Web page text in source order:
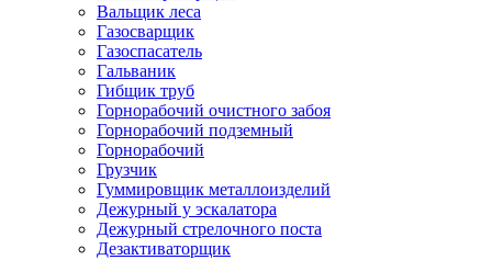
Вальщик леса
Газосварщик
Газоспасатель
Гальваник
Гибщик труб
Горнорабочий очистного забоя
Горнорабочий подземный
Горнорабочий
Грузчик
Гуммировщик металлоизделий
Дежурный у эскалатора
Дежурный стрелочного поста
Дезактиваторщик